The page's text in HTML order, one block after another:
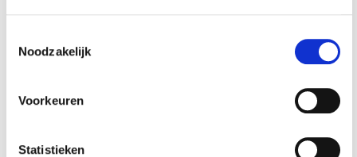
Noodzakelijk
Voorkeuren
Statistieken
werkplaats tegels –
€ 5,69
PVC oprijrand geel
mm. voor kliktegel